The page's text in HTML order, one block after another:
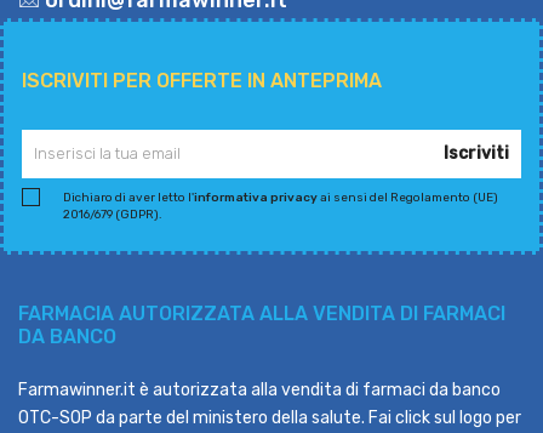
ISCRIVITI PER OFFERTE IN ANTEPRIMA
Iscriviti
Dichiaro di aver letto l'informativa privacyai sensi del Regolamento (UE)
2016/679 (GDPR).
FARMACIA AUTORIZZATA ALLA VENDITA DI FARMACI
DA BANCO
Farmawinner.it è autorizzata alla vendita di farmaci da banco
OTC-SOP da parte del ministero della salute. Fai click sul logo per